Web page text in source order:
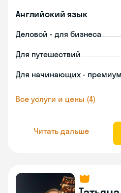
Английский язык
Деловой - для бизнеса
Для путешествий
Для начинающих - премиум
Все услуги и цены (4)
Читать дальше